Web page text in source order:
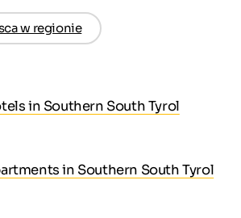
w regionie
in Southern South Tyrol
in Southern South Tyrol